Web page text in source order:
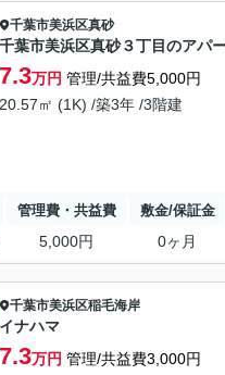
千葉市美浜区真砂
千葉市美浜区真砂３丁目のアパ
7.3万円 管理/共益費5,000円
20.57㎡ (1K) /築3年 /3階建
管理費・共益費 敷金/保証金
5,000円 0ヶ月
千葉市美浜区稲毛海岸
イナハマ
7.3万円 管理/共益費3,000円